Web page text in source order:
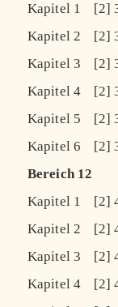
Kapitel 1
[2]
Kapitel 2
[2]
Kapitel 3
[2]
Kapitel 4
[2]
Kapitel 5
[2]
Kapitel 6
[2]
Bereich 12
Kapitel 1
[2]
Kapitel 2
[2]
Kapitel 3
[2]
Kapitel 4
[2]